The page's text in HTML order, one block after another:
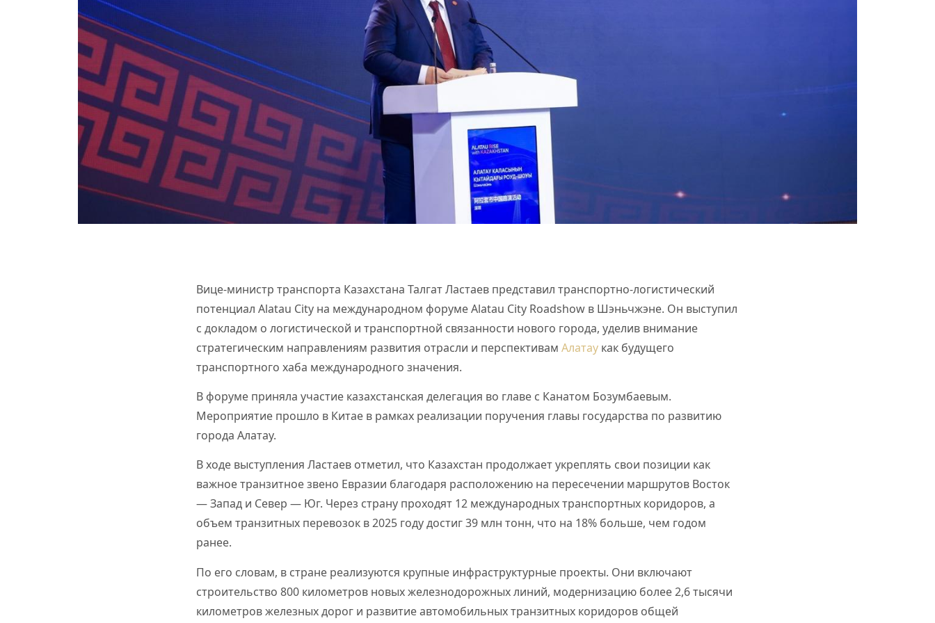
Вице-министр транспорта Казахстана Талгат Ластаев представил транспортно-логистический
потенциал Alatau City на международном форуме Alatau City Roadshow в Шэньчжэне. Он выступил
с докладом о логистической и транспортной связанности нового города, уделив внимание
стратегическим направлениям развития отрасли и перспективам Алатау как будущего
транспортного хаба международного значения.
В форуме приняла участие казахстанская делегация во главе с Канатом Бозумбаевым.
Мероприятие прошло в Китае в рамках реализации поручения главы государства по развитию
города Алатау.
В ходе выступления Ластаев отметил, что Казахстан продолжает укреплять свои позиции как
важное транзитное звено Евразии благодаря расположению на пересечении маршрутов Восток
— Запад и Север — Юг. Через страну проходят 12 международных транспортных коридоров, а
объем транзитных перевозок в 2025 году достиг 39 млн тонн, что на 18% больше, чем годом
ранее.
По его словам, в стране реализуются крупные инфраструктурные проекты. Они включают
строительство 800 километров новых железнодорожных линий, модернизацию более 2,6 тысячи
километров железных дорог и развитие автомобильных транзитных коридоров общей